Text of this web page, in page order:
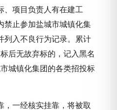
、项目负责人有在建工
禁止参加盐城市城镇化集
列入不良行为记录。累计
后无故弃标的，记入黑名
城镇化集团的各类招投标
，一经核实挂靠，将被取